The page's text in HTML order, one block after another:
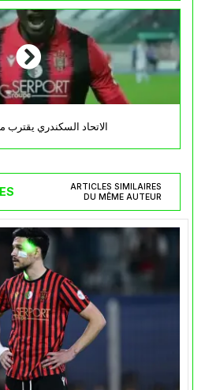
الاتحاد السكندري يقترب
ARTICLES SIMILAIRES
DU MÊME AUTEUR